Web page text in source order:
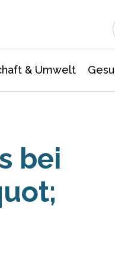
& Umwelt
bei